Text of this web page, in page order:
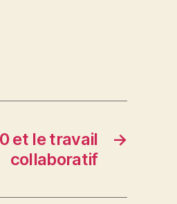
→
et le travail
collaboratif